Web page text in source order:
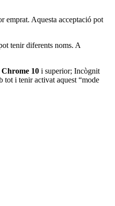
emprat. Aquesta acceptació pot
tenir diferents noms. A
Chrome 10 i superior; Incògnit
tot i tenir activat aquest “mode